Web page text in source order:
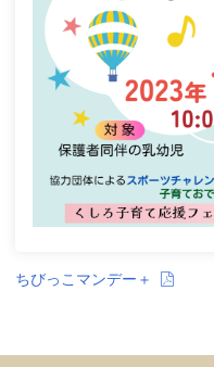
ちびっこマンデー＋